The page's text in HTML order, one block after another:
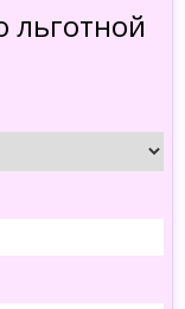
льготной